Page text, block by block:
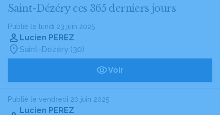
Saint-Dézéry ces 365 derniers jours
Publié le lundi 23 juin 2025
Lucien PEREZ
Saint-Dézéry (30)
Voir
Publié le vendredi 20 juin 2025
Lucien PEREZ